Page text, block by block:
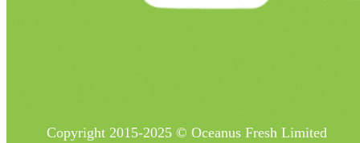
Copyright 2015-2025 © Oceanus Fresh Limited